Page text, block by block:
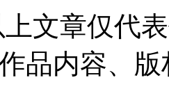
上文章仅代
品内容、